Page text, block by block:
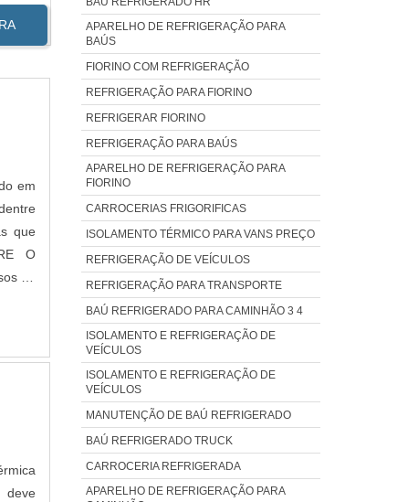
em
que
O
de
deve
APARELHO DE REFRIGERAÇÃO PARA
BAÚS
FIORINO COM REFRIGERAÇÃO
REFRIGERAÇÃO PARA FIORINO
REFRIGERAR FIORINO
REFRIGERAÇÃO PARA BAÚS
APARELHO DE REFRIGERAÇÃO PARA
FIORINO
CARROCERIAS FRIGORIFICAS
ISOLAMENTO TÉRMICO PARA VANS PREÇO
REFRIGERAÇÃO DE VEÍCULOS
REFRIGERAÇÃO PARA TRANSPORTE
BAÚ REFRIGERADO PARA CAMINHÃO 3 4
ISOLAMENTO E REFRIGERAÇÃO DE
VEÍCULOS
ISOLAMENTO E REFRIGERAÇÃO DE
VEÍCULOS
MANUTENÇÃO DE BAÚ REFRIGERADO
BAÚ REFRIGERADO TRUCK
CARROCERIA REFRIGERADA
APARELHO DE REFRIGERAÇÃO PARA